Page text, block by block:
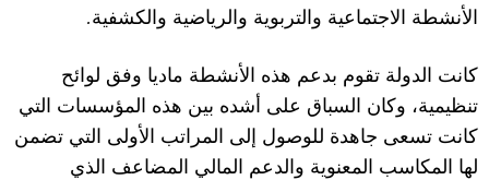
الأنشطة الاجتماعية والتربوية والرياضية والكشفية.
كانت الدولة تقوم بدعم هذه الأنشطة ماديا وفق لوائح
تنظيمية، وكان السباق على أشده بين هذه المؤسسات التي
كانت تسعى جاهدة للوصول إلى المراتب الأولى التي تضمن
لها المكاسب المعنوية والدعم المالي المضاعف الذي